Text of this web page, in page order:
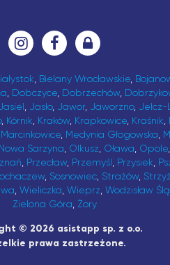
Bielany Wrocławskie,
Dobczyce, Dobrzechów,
Jasło, Jawor Jaworzno, Jelcz-
, Kórnik Kraków Krapkowice Kraśnik
Marcinkowice, Medynia Głogowska
Nowa Sarzyna Olkusz Oława Opole,
Przecław, Przemyśl Przysiek
, Sosnowiec, Strażów,
Wieliczka Wieprz Wodzisław
Zielona Góra Żory
© 2026 asistapp sp. z o.o.
prawa zastrzeżone.